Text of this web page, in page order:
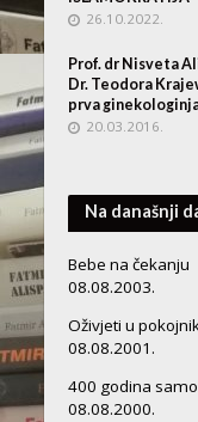
26.10.2022.
Prof. dr Nisveta
Dr. Teodora
prva
20.03.2016.
Na današnji
Bebe na čekanju
08.08.2003.
Oživjeti u
08.08.2001.
400 godina
08.08.2000.